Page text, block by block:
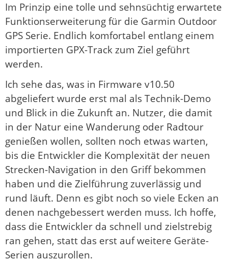
Im Prinzip eine tolle und sehnsüchtig erwartete
Funktionserweiterung für die Garmin Outdoor
GPS Serie. Endlich komfortabel entlang einem
importierten GPX-Track zum Ziel geführt
werden.
Ich sehe das, was in Firmware v10.50
abgeliefert wurde erst mal als Technik-Demo
und Blick in die Zukunft an. Nutzer, die damit
in der Natur eine Wanderung oder Radtour
genießen wollen, sollten noch etwas warten,
bis die Entwickler die Komplexität der neuen
Strecken-Navigation in den Griff bekommen
haben und die Zielführung zuverlässig und
rund läuft. Denn es gibt noch so viele Ecken an
denen nachgebessert werden muss. Ich hoffe,
dass die Entwickler da schnell und zielstrebig
ran gehen, statt das erst auf weitere Geräte-
Serien auszurollen.